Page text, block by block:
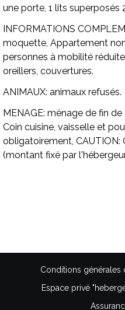
une porte, 1 lits superposés
INFORMATIONS
moquette, Appartement
personnes à mobilité réduite,
oreillers, couvertures.
ANIMAUX: animaux refusés.
MENAGE: ménage de fin de
Coin cuisine, vaisselle et
obligatoirement, CAUTION:
(montant fixé par
Conditions générales
Espace privé